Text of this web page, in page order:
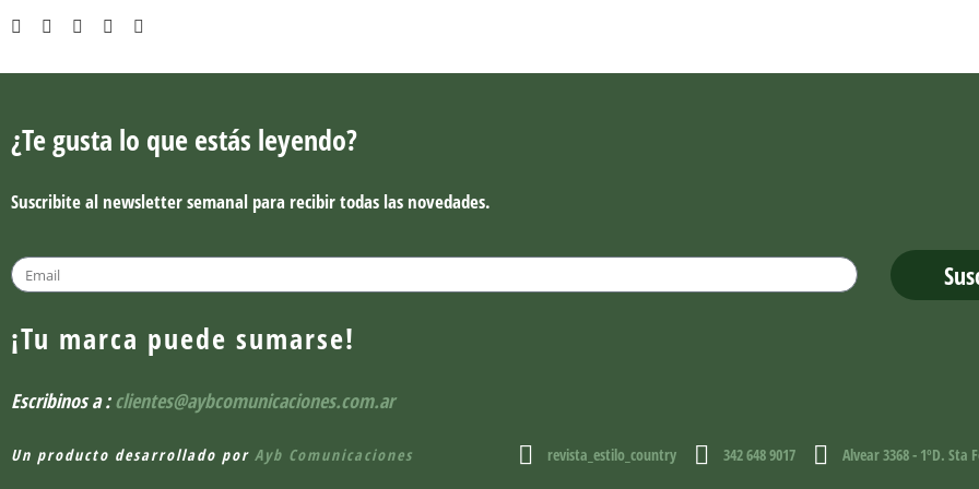
¿Te gusta lo que estás leyendo?
Suscribite al newsletter semanal para recibir todas las novedades.
¡Tu marca puede sumarse!
Escribinos a :clientes@aybcomunicaciones.com.ar
Un producto desarrollado por Ayb Comunicaciones revista_estilo_country 342 648 9017 Alvear 3368 - 1ºD. Sta